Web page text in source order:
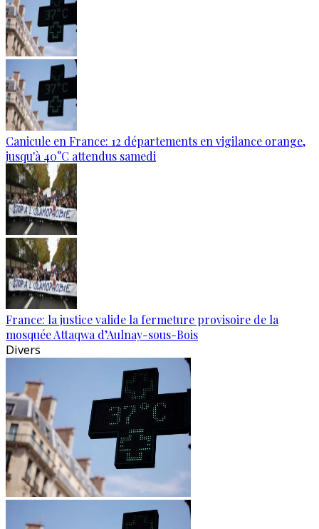
Canicule en France: 12 départements en vigilance orange,
jusqu'à 40°C attendus samedi
France: la justice valide la fermeture provisoire de la
mosquée Attaqwa d’Aulnay-sous-Bois
Divers